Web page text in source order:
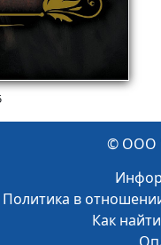
© ООО
Политика в
Как